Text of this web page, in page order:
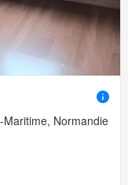
Normandie